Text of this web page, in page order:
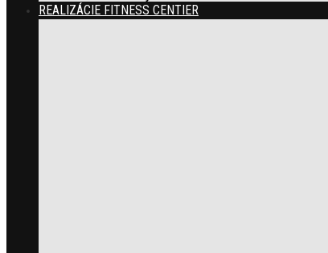
REALIZÁCIE FITNESS CENTIER